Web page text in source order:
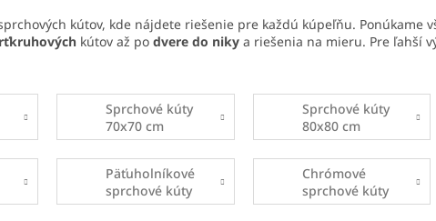
kútov, kde nájdete riešenie pre každú kúpeľňu. Ponúkame
kútov až po dvere do niky a riešenia na mieru. Pre ľahší
Sprchové kúty
70x70 cm
Sprchové kúty
80x80 cm
Päťuholníkové
sprchové kúty
Chrómové
sprchové kúty